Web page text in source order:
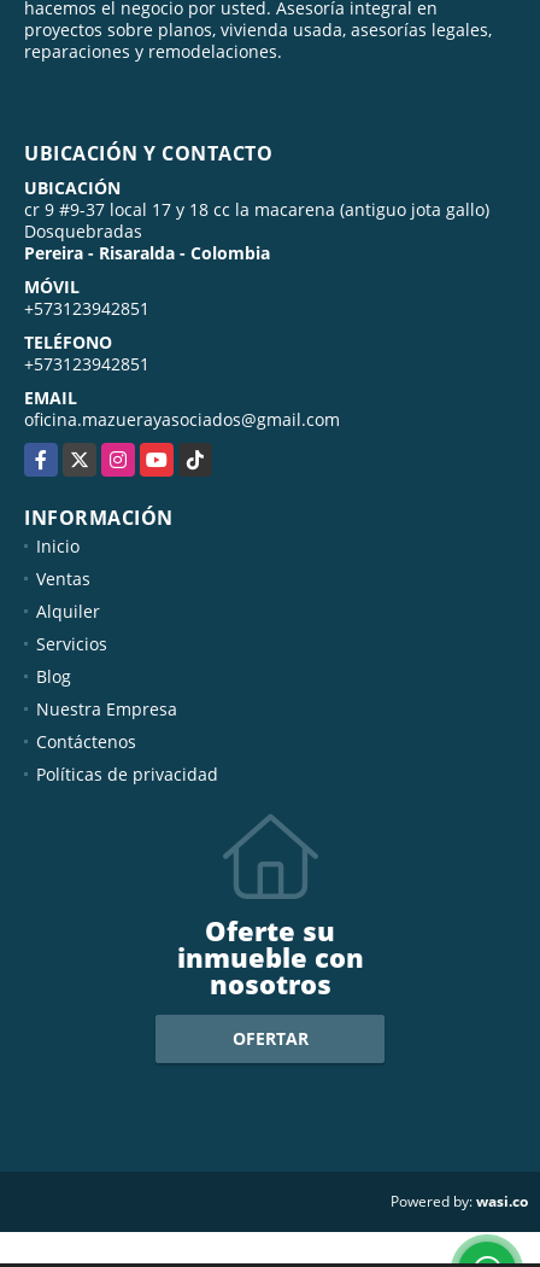
hacemos el negocio por usted. Asesoría integral en
proyectos sobre planos, vivienda usada, asesorías legales,
reparaciones y remodelaciones.
UBICACIÓN Y CONTACTO
UBICACIÓN
cr 9 #9-37 local 17 y 18 cc la macarena (antiguo jota gallo)
Dosquebradas
Pereira - Risaralda - Colombia
MÓVIL
+573123942851
TELÉFONO
+573123942851
EMAIL
oficina.mazuerayasociados@gmail.com
Facebook
X InstagramYouTubeTikTok
INFORMACIÓN
Inicio
Ventas
Alquiler
Servicios
Blog
Nuestra Empresa
Contáctenos
Políticas de privacidad
Oferte su
inmueble con
nosotros
OFERTAR
Powered by:wasi.co